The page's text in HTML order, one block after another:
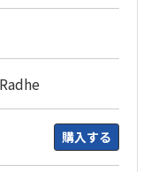
購入する